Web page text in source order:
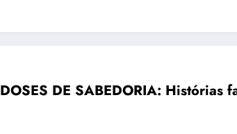
DOSES DE SABEDORIA: Histórias